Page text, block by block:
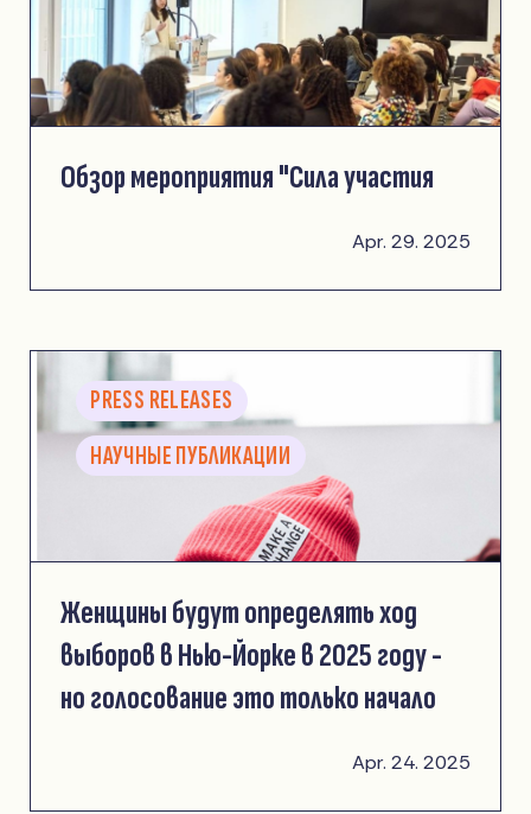
Обзор мероприятия "Сила участия
Apr. 29. 2025
PRESS RELEASES
НАУЧНЫЕ ПУБЛИКАЦИИ
Женщины будут определять ход
выборов в Нью-Йорке в 2025 году -
но голосование это только начало
Apr. 24. 2025